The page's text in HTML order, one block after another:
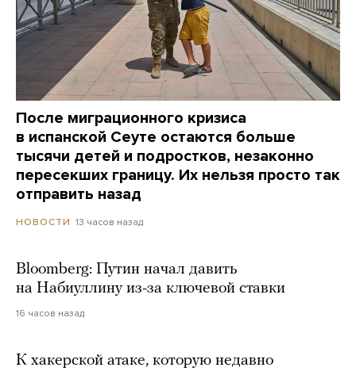
После миграционного кризиса
в испанской Сеуте остаются больше
тысячи детей и подростков, незаконно
пересекших границу. Их нельзя просто так
отправить назад
НОВОСТИ 13 часов назад
Bloomberg: Путин начал давить
на Набиуллину из-за ключевой ставки
16 часов назад
К хакерской атаке, которую недавно